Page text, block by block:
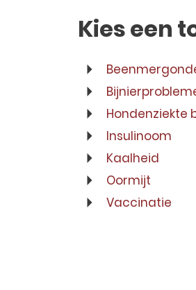
Kies een
Hondenziekte
Insulinoom
Kaalheid
Oormijt
Vaccinatie